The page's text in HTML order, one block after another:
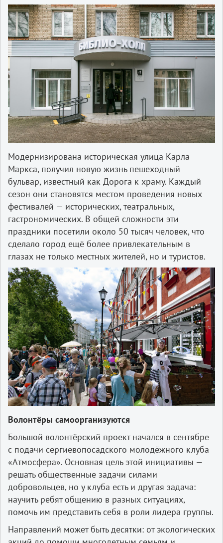
Модернизирована историческая улица Карла
Маркса, получил новую жизнь пешеходный
бульвар, известный как Дорога к храму. Каждый
сезон они становятся местом проведения новых
фестивалей — исторических, театральных,
гастрономических. В общей сложности эти
праздники посетили около 50 тысяч человек, что
сделало город ещё более привлекательным в
глазах не только местных жителей, но и туристов.
Волонтёры самоорганизуются
Большой волонтёрский проект начался в сентябре
с подачи сергиевопосадского молодёжного клуба
«Атмосфера». Основная цель этой инициативы —
решать общественные задачи силами
добровольцев, но у клуба есть и другая задача:
научить ребят общению в разных ситуациях,
помочь им представить себя в роли лидера группы.
Направлений может быть десятки: от экологических